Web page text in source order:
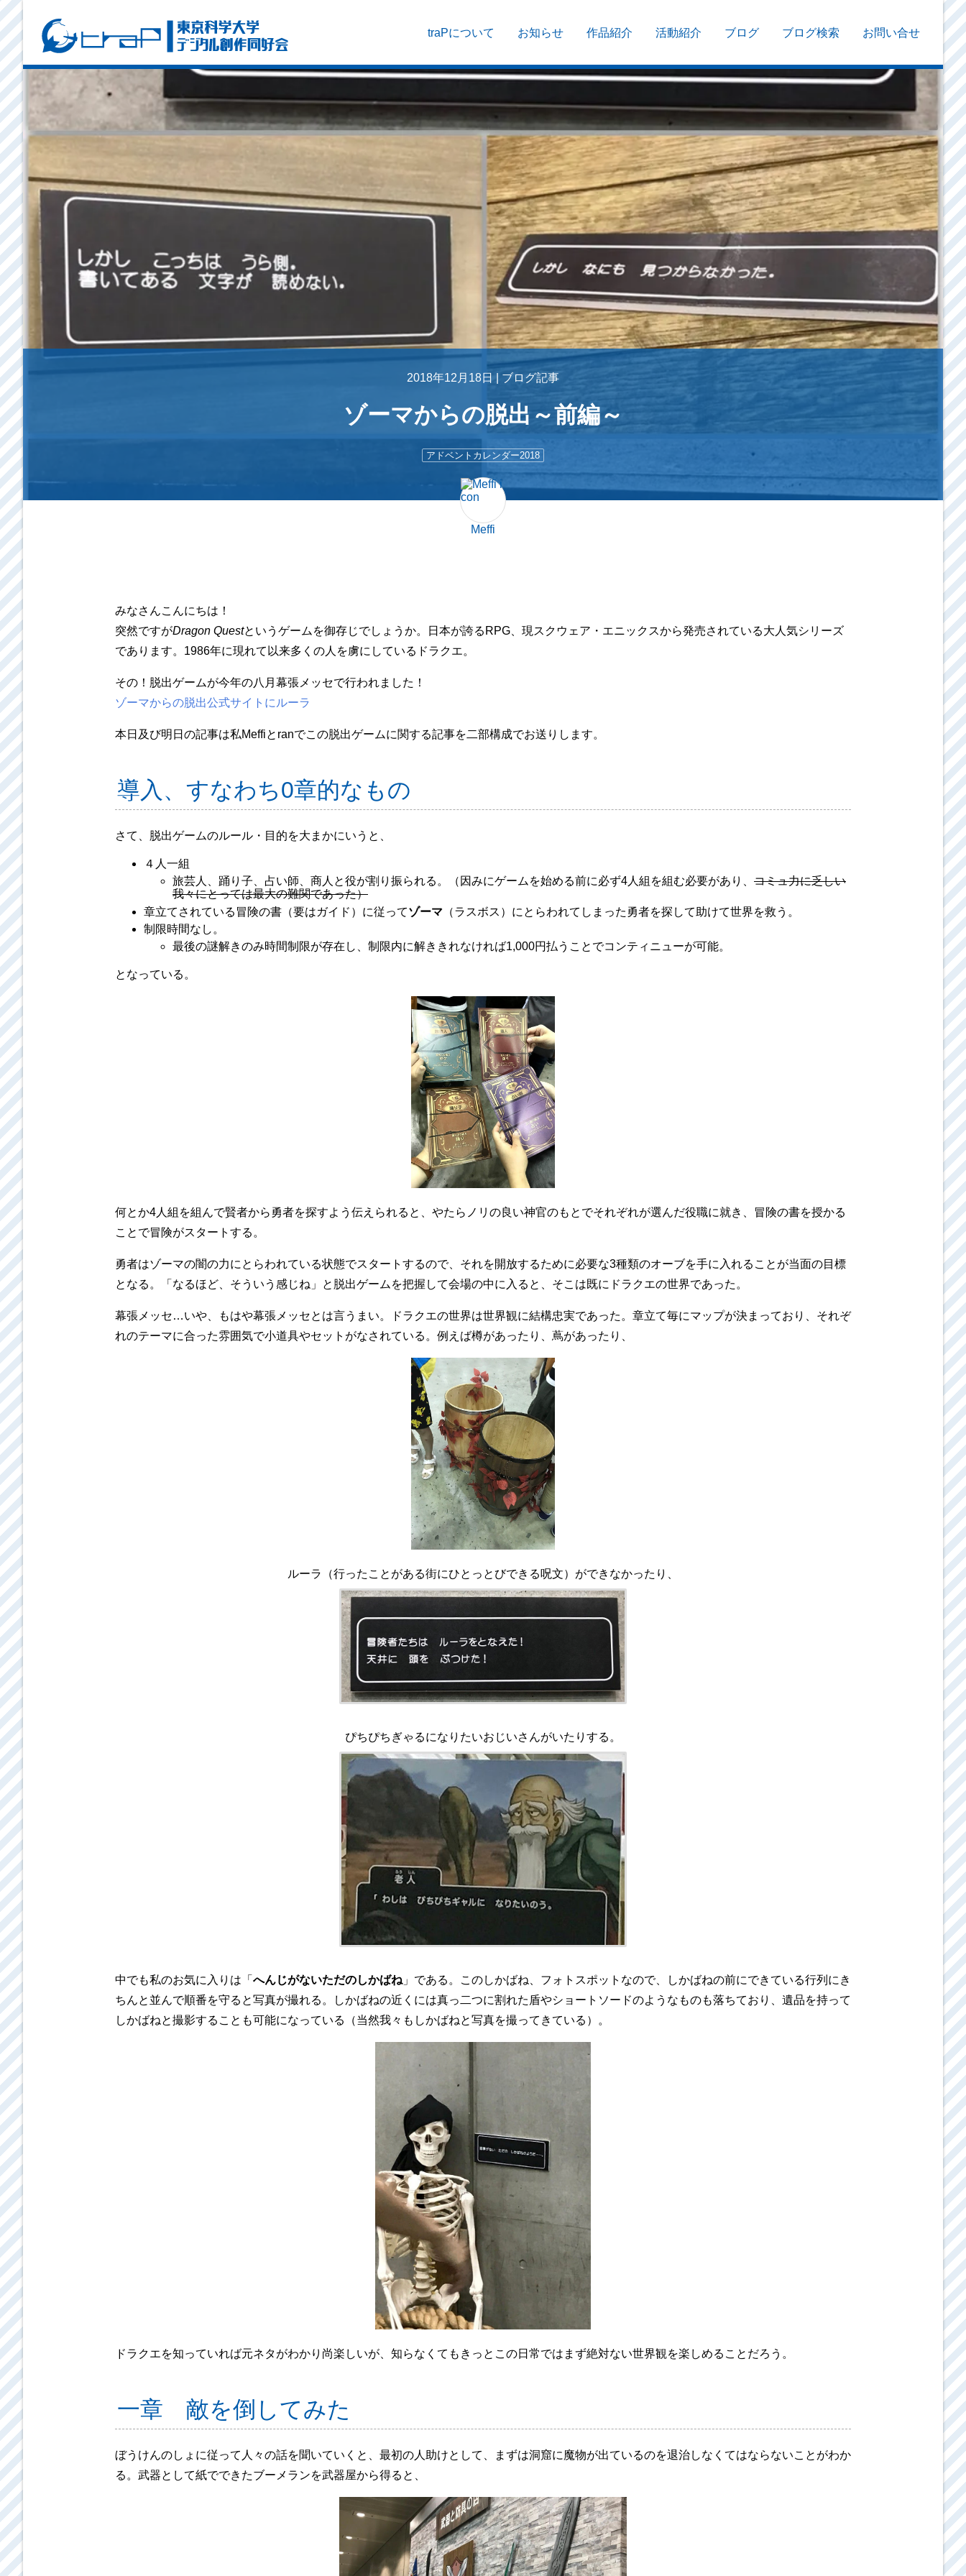
traPについて お知らせ 作品紹介 活動紹介 ブログ ブログ検索 お問い合せ
2018年12月18日 | ブログ記事
ゾーマからの脱出～前編～
アドベントカレンダー2018
Meffi
みなさんこんにちは！
突然ですがDragon Questというゲームを御存じでしょうか。日本が誇るRPG、現スクウェア・エニックスから発売されている大人気シリーズ
であります。1986年に現れて以来多くの人を虜にしているドラクエ。
その！脱出ゲームが今年の八月幕張メッセで行われました！
ゾーマからの脱出公式サイトにルーラ
本日及び明日の記事は私Meffiとranでこの脱出ゲームに関する記事を二部構成でお送りします。
導入、すなわち0章的なもの
さて、脱出ゲームのルール・目的を大まかにいうと、
４人一組
旅芸人、踊り子、占い師、商人と役が割り振られる。（因みにゲームを始める前に必ず4人組を組む必要があり、 コミュ力に乏しい
我々にとっては最大の難関であった）
章立てされている冒険の書（要はガイド）に従ってゾーマ （ラスボス）にとらわれてしまった勇者を探して助けて世界を救う。
制限時間なし。
最後の謎解きのみ時間制限が存在し、制限内に解ききれなければ1,000円払うことでコンティニューが可能。
となっている。
何とか4人組を組んで賢者から勇者を探すよう伝えられると、やたらノリの良い神官のもとでそれぞれが選んだ役職に就き、冒険の書を授かる
ことで冒険がスタートする。
勇者はゾーマの闇の力にとらわれている状態でスタートするので、それを開放するために必要な3種類のオーブを手に入れることが当面の目標
となる。「なるほど、そういう感じね」と脱出ゲームを把握して会場の中に入ると、そこは既にドラクエの世界であった。
幕張メッセ…いや、もはや幕張メッセとは言うまい。ドラクエの世界は世界観に結構忠実であった。章立て毎にマップが決まっており、それぞ
れのテーマに合った雰囲気で小道具やセットがなされている。例えば樽があったり、蔦があったり、
ルーラ（行ったことがある街にひとっとびできる呪文）ができなかったり、
ぴちぴちぎゃるになりたいおじいさんがいたりする。
中でも私のお気に入りは「 へんじがないただのしかばね 」である。このしかばね、フォトスポットなので、しかばねの前にできている行列にき
ちんと並んで順番を守ると写真が撮れる。しかばねの近くには真っ二つに割れた盾やショートソードのようなものも落ちており、遺品を持って
しかばねと撮影することも可能になっている（当然我々もしかばねと写真を撮ってきている）。
ドラクエを知っていれば元ネタがわかり尚楽しいが、知らなくてもきっとこの日常ではまず絶対ない世界観を楽しめることだろう。
一章 敵を倒してみた
ぼうけんのしょに従って人々の話を聞いていくと、最初の人助けとして、まずは洞窟に魔物が出ているのを退治しなくてはならないことがわか
る。武器として紙でできたブーメランを武器屋から得ると、